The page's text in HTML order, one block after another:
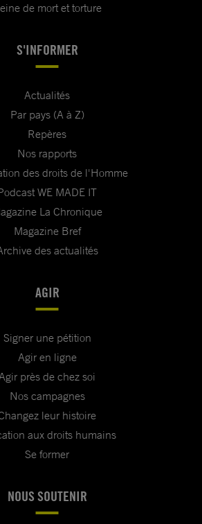
de mort et torture
S'INFORMER
Actualités
Par pays (A à Z)
Repères
Nos rapports
des droits de l'Homme
WE MADE IT
La Chronique
Magazine Bref
des actualités
AGIR
Signer une pétition
Agir en ligne
près de chez soi
Nos campagnes
leur histoire
aux droits humains
Se former
NOUS SOUTENIR